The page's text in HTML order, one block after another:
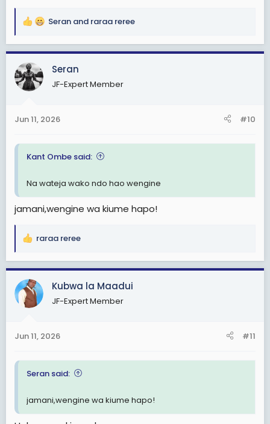
R
a
c
t
i
s
Seran and raraa reree
Seran
JF-Expert Member
Jun 11, 2026 #10
Kant Ombe said:
Na wateja wako ndo hao wengine
jamani,wengine wa kiume hapo!
R
a
c
t
i
s
raraa reree
Kubwa la Maadui
JF-Expert Member
Jun 11, 2026 #11
Seran said:
jamani,wengine wa kiume hapo!